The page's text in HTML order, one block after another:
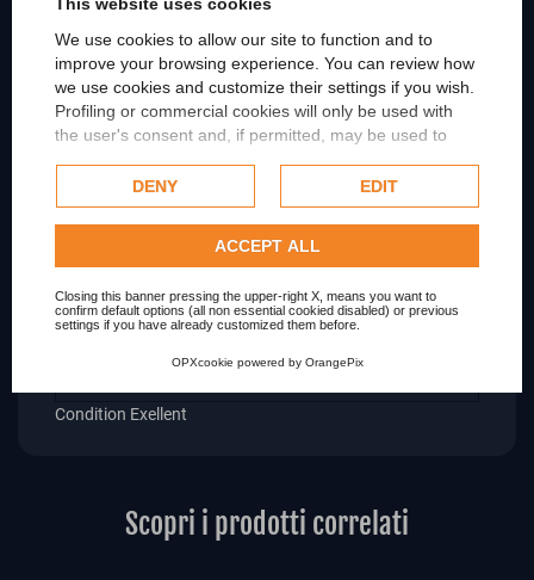
We use cookies to allow our site to function and to
improve your browsing experience. You can review how
we use cookies and customize their settings if you wish.
Profiling or commercial cookies will only be used with
the user's consent and, if permitted, may be used to
Google uses collected data, please refer toGoogle's
Privacy Policy.
Check our extended cookie policy.
DENY EDIT
ACCEPT ALL
Closing this banner pressing the upper-right X, means you want to
confirm default options (all non essential cookied disabled) or previous
settings if you have already customized them before.
OPXcookie powered by OrangePix
INTERFACCIA
CACHE
NUMERO DI VELOCITA
CARATTERISTICHE
Unità Ottica - ODD (Sito)
MODELLO SPEDIZIONE AMAZON
Condition Exellent
Scopri i prodotti correlati